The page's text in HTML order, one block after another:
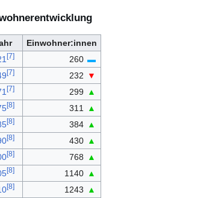
Einwohner:innen
[7] 260 ▬
[7] 232
▼
[7] 299 ▲
[8] 311
▲
[8] 384 ▲
[8] 430 ▲
[8] 768
▲
[8] 1140 ▲
[8] 1243
▲